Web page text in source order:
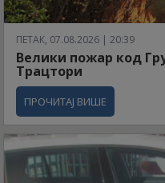
ПЕТАК, 07.08.2026 | 20:39
Велики пожар код
Трацтори
ПРОЧИТАЈ ВИШЕ